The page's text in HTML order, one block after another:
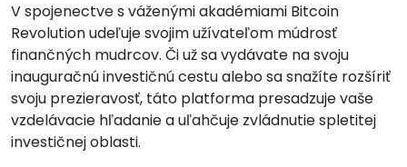
V spojenectve s váženými akadémiami Bitcoin
Revolution udeľuje svojim užívateľom múdrosť
finančných mudrcov. Či už sa vydávate na svoju
inauguračnú investičnú cestu alebo sa snažíte rozšíriť
svoju prezieravosť, táto platforma presadzuje vaše
vzdelávacie hľadanie a uľahčuje zvládnutie spletitej
investičnej oblasti.